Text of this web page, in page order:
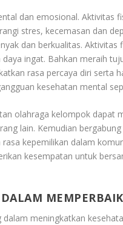
dan emosional. Aktivitas
stres, kecemasan dan
dan berkualitas.
ingat. Bahkan meraih
rasa percaya diri serta
kesehatan mental
olahraga kelompok dapat
lain. Kemudian
kepemilikan dalam
kesempatan untuk
meningkatkan